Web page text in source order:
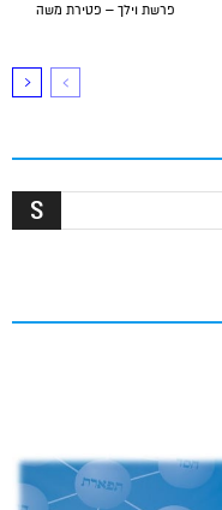
פרשת וילך – פטירת משה